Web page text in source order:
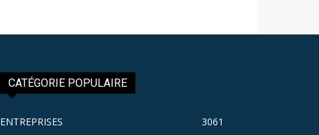
CATÉGORIE POPULAIRE
ENTREPRISES 3061